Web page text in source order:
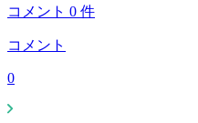
コメント 0 件
コメント
0